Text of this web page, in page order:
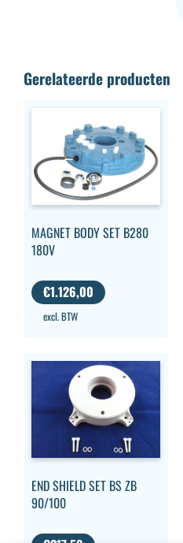
Gerelateerde producten
MAGNET BODY SET B280
180V
€1.126,00
excl. BTW
END SHIELD SET BS ZB
90/100